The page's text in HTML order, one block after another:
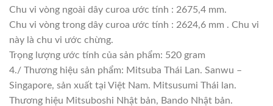
Chu vi vòng ngoài dây curoa ước tính : 2675,4 mm.
Chu vi vòng trong dây curoa ước tính : 2624,6 mm . Chu vi
này là chu vi ước chừng.
Trọng lượng ước tính của sản phẩm: 520 gram
4./ Thương hiệu sản phẩm: Mitsuba Thái Lan. Sanwu –
Singapore, sản xuất tại Việt Nam. Mitsusumi Thái lan.
Thương hiệu Mitsuboshi Nhật bản, Bando Nhật bản.